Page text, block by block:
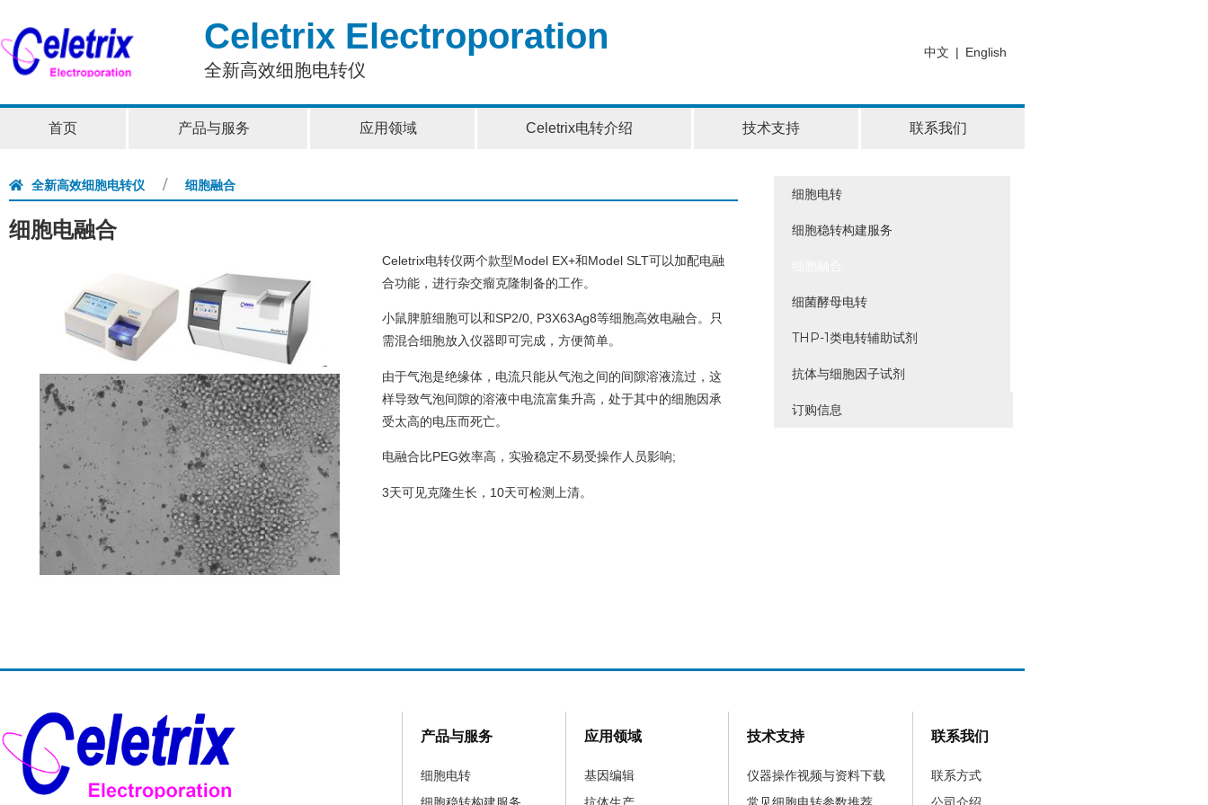
Celetrix Electroporation
全新高效细胞电转仪
中文 | English
首页 产品与服务 应用领域 Celetrix电转介绍 技术支持 联系我们
全新高效细胞电转仪 细胞融合
细胞电融合
Celetrix电转仪两个款型Model EX+和Model SLT可以加配电融
合功能，进行杂交瘤克隆制备的工作。
小鼠脾脏细胞可以和SP2/0, P3X63Ag8等细胞高效电融合。只
需混合细胞放入仪器即可完成，方便简单。
由于气泡是绝缘体，电流只能从气泡之间的间隙溶液流过，这
样导致气泡间隙的溶液中电流富集升高，处于其中的细胞因承
受太高的电压而死亡。
电融合比PEG效率高，实验稳定不易受操作人员影响;
3天可见克隆生长，10天可检测上清。
细胞电转
细胞稳转构建服务
细菌酵母电转
THP-1类电转辅助试剂
抗体与细胞因子试剂
订购信息
产品与服务
细胞电转
应用领域
基因编辑
技术支持
仪器操作视频与资料下载
联系我们
联系方式